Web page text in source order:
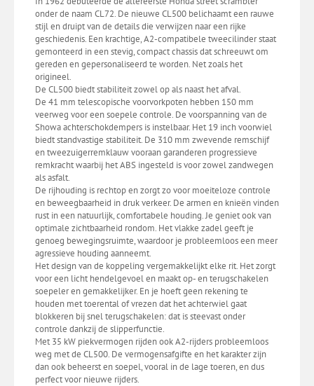
onder de naam CL72. De nieuwe CL500 belichaamt een rauwe
stijl en druipt van de details die verwijzen naar een rijke
geschiedenis. Een krachtige, A2-compatibele tweecilinder staat
gemonteerd in een stevig, compact chassis dat schreeuwt om
gereden en gepersonaliseerd te worden. Net zoals het
origineel.
De CL500 biedt stabiliteit zowel op als naast het afval.
De 41 mm telescopische voorvorkpoten hebben 150 mm
veerweg voor een soepele controle. De voorspanning van de
Showa achterschokdempers is instelbaar. Het 19 inch voorwiel
biedt standvastige stabiliteit. De 310 mm zwevende remschijf
en tweezuigerremklauw vooraan garanderen progressieve
remkracht waarbij het ABS ingesteld is voor zowel zandwegen
als asfalt.
De rijhouding is rechtop en zorgt zo voor moeiteloze controle
en beweegbaarheid in druk verkeer. De armen en knieën vinden
rust in een natuurlijk, comfortabele houding. Je geniet ook van
optimale zichtbaarheid rondom. Het vlakke zadel geeft je
genoeg bewegingsruimte, waardoor je probleemloos een meer
agressieve houding aanneemt.
Het design van de koppeling vergemakkelijkt elke rit. Het zorgt
voor een licht hendelgevoel en maakt op- en terugschakelen
soepeler en gemakkelijker. En je hoeft geen rekening te
houden met toerental of vrezen dat het achterwiel gaat
blokkeren bij snel terugschakelen: dat is steevast onder
controle dankzij de slipperfunctie.
Met 35 kW piekvermogen rijden ook A2-rijders probleemloos
weg met de CL500. De vermogensafgifte en het karakter zijn
dan ook beheerst en soepel, vooral in de lage toeren, en dus
perfect voor nieuwe rijders.